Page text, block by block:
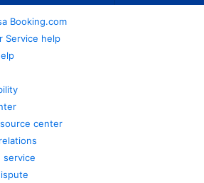
Booking.com
Service help
center
service